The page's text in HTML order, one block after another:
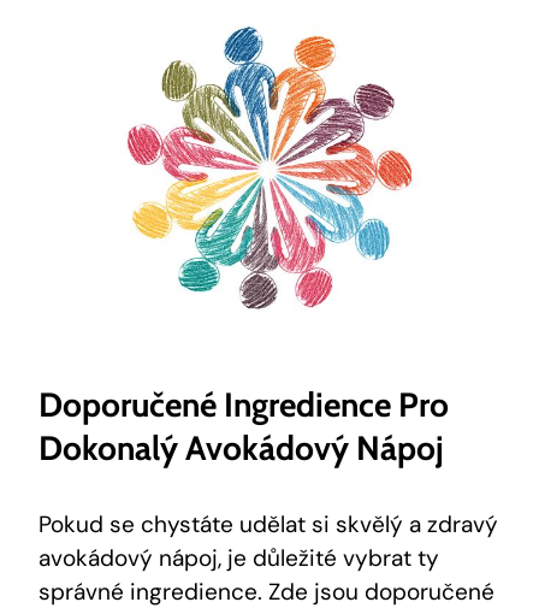
Doporučené Ingredience Pro
Dokonalý Avokádový Nápoj
Pokud se chystáte ​udělat​ si skvělý ‍a zdravý
avokádový ‍nápoj, je důležité vybrat ty
správné ⁢ingredience. Zde⁢ jsou doporučené